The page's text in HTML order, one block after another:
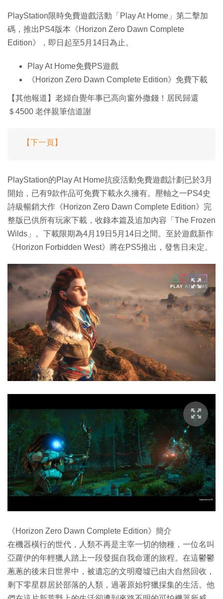
PlayStation限時免費遊戲活動「Play At Home」第二擊加
碼，推出PS4版本《Horizon Zero Dawn Complete
Edition》，即日起至5月14日為止。
Play At Home免費PS遊戲
《Horizon Zero Dawn Complete Edition》免費下載
【其他報道】老婦自覺年事已高向窗外撒錢！居民歸還
＄4500 老伴親筆信道謝
【下一頁】
PlayStation的Play At Home抗疫活動免費遊戲計劃已於3月
開始，已有9款作品可免費下載永久擁有。壓軸之一PS4史
詩級暢銷大作《Horizon Zero Dawn Complete Edition》完
整版已供所有玩家下載，收錄本篇及追加內容「The Frozen
Wilds」。下載限期為4月19日5月14日之間。至於遊戲新作
《Horizon Forbidden West》將在PS5推出，發售日未定。
《Horizon Zero Dawn Complete Edition》簡介
在機器橫行的世代，人類不再是主宰一切的物種，一位名叫
亞蘿伊的年輕獵人踏上一段發掘自我命運的旅程。在這鬱鬱
蔥蔥的後末日世界中，被遺忘的文明廢墟已由大自然回收，
剩下零星群居於部落的人類，過著原始狩獵採集的生活。他